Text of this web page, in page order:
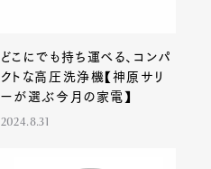
どこにでも持ち運べる、コンパ
クトな高圧洗浄機【神原サリ
ーが選ぶ今月の家電】
2024.8.31